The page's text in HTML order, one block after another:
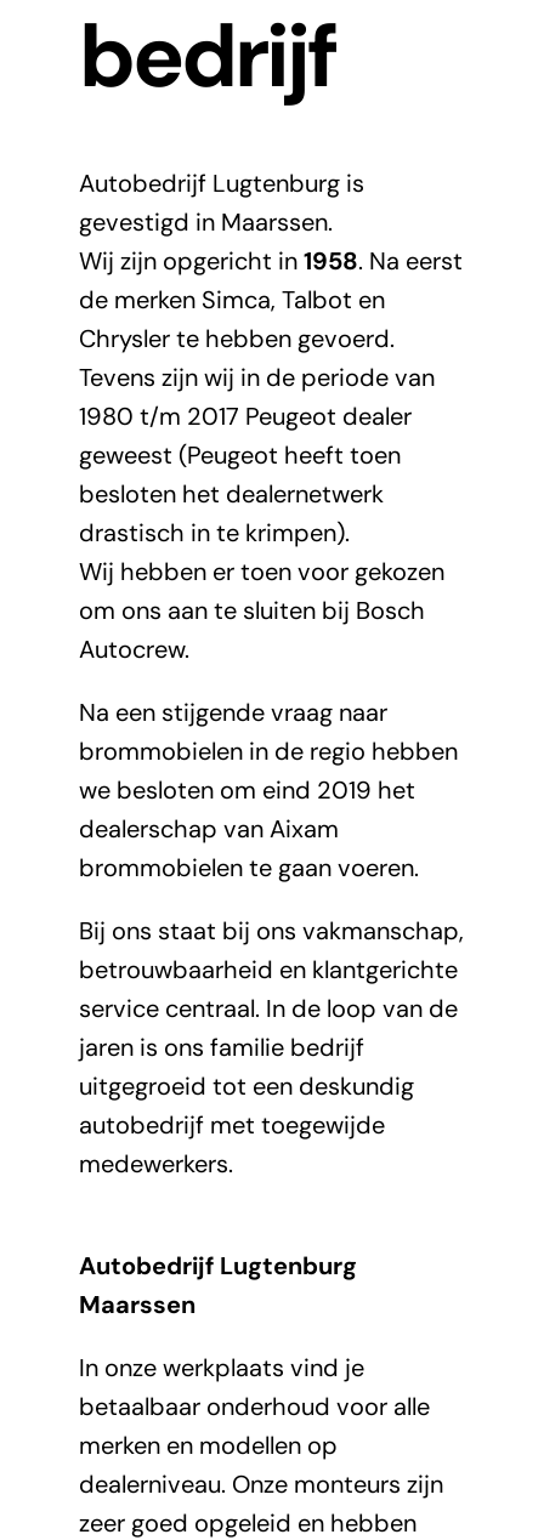
Nieuws
bedrijf
Autobedrijf Lugtenburg is
gevestigd in Maarssen.
Wij zijn opgericht in1958. Na eerst
de merken Simca, Talbot en
Chrysler te hebben gevoerd.
Tevens zijn wij in de periode van
1980 t/m 2017 Peugeot dealer
geweest (Peugeot heeft toen
besloten het dealernetwerk
drastisch in te krimpen).
Wij hebben er toen voor gekozen
om ons aan te sluiten bij Bosch
Autocrew.
Na een stijgende vraag naar
brommobielen in de regio hebben
we besloten om eind 2019 het
dealerschap van Aixam
brommobielen te gaan voeren.
Bij ons staat bij ons vakmanschap,
betrouwbaarheid en klantgerichte
service centraal. In de loop van de
jaren is ons familie bedrijf
uitgegroeid tot een deskundig
autobedrijf met toegewijde
medewerkers.
Autobedrijf Lugtenburg
Maarssen
In onze werkplaats vind je
betaalbaar onderhoud voor alle
merken en modellen op
dealerniveau. Onze monteurs zijn
zeer goed opgeleid en hebben